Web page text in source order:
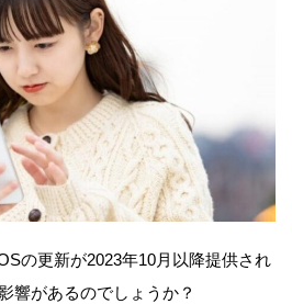
の更新が2023年10月以降提供され
響があるのでしょうか？